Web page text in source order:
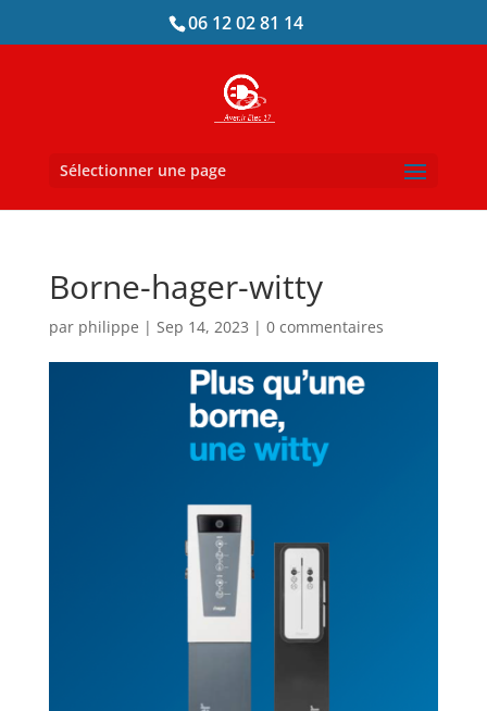
06 12 02 81 14
Sélectionner une page
Borne-hager-witty
par philippe | Sep 14, 2023 | 0 commentaires